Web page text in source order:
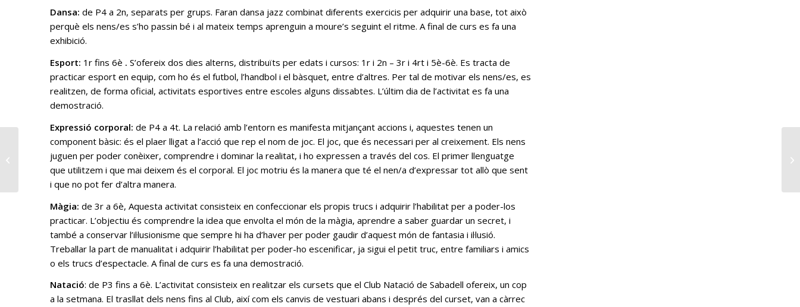
Dansa: de P4 a 2n, separats per grups. Faran dansa jazz combinat diferents exercicis per adquirir una base, tot això
perquè els nens/es s’ho passin bé i al mateix temps aprenguin a moure’s seguint el ritme. A final de curs es fa una
exhibició.
Esport: 1r fins 6è . S’ofereix dos dies alterns, distribuïts per edats i cursos: 1r i 2n – 3r i 4rt i 5è-6è. Es tracta de
practicar esport en equip, com ho és el futbol, l’handbol i el bàsquet, entre d’altres. Per tal de motivar els nens/es, es
realitzen, de forma oficial, activitats esportives entre escoles alguns dissabtes. L’últim dia de l’activitat es fa una
demostració.
Expressió corporal: de P4 a 4t. La relació amb l’entorn es manifesta mitjançant accions i, aquestes tenen un
component bàsic: és el plaer lligat a l’acció que rep el nom de joc. El joc, que és necessari per al creixement. Els nens
juguen per poder conèixer, comprendre i dominar la realitat, i ho expressen a través del cos. El primer llenguatge
que utilitzem i que mai deixem és el corporal. El joc motriu és la manera que té el nen/a d’expressar tot allò que sent
i que no pot fer d’altra manera.
Màgia: de 3r a 6è, Aquesta activitat consisteix en confeccionar els propis trucs i adquirir l’habilitat per a poder-los
practicar. L’objectiu és comprendre la idea que envolta el món de la màgia, aprendre a saber guardar un secret, i
també a conservar l’il·lusionisme que sempre hi ha d’haver per poder gaudir d’aquest món de fantasia i il·lusió.
Treballar la part de manualitat i adquirir l’habilitat per poder-ho escenificar, ja sigui el petit truc, entre familiars i amics
o els trucs d’espectacle. A final de curs es fa una demostració.
Natació: de P3 fins a 6è. L’activitat consisteix en realitzar els cursets que el Club Natació de Sabadell ofereix, un cop
a la setmana. El trasllat dels nens fins al Club, així com els canvis de vestuari abans i després del curset, van a càrrec
Casals d’estiu del 25 de juny al 26